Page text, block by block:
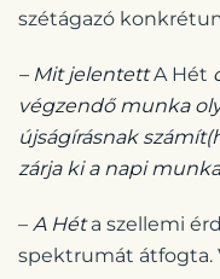
szétágazó
– Mit jelentettA Hét
végzendő munka
újságírásnak
zárja ki a napi
– A Héta szellemi
spektrumát átfogta.